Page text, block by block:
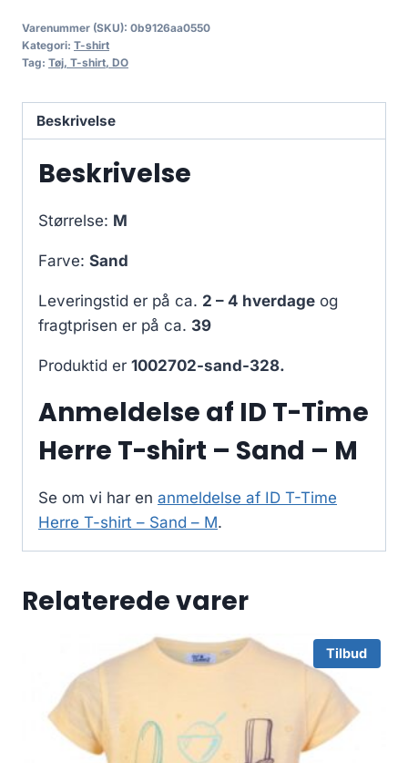
Varenummer (SKU): 0b9126aa0550
Kategori: T-shirt
Tag: Tøj, T-shirt, DO
Beskrivelse
Beskrivelse
Størrelse: M
Farve: Sand
Leveringstid er på ca. 2 – 4 hverdage og
fragtprisen er på ca. 39
Produktid er 1002702-sand-328.
Anmeldelse af ID T-Time
Herre T-shirt – Sand – M
Se om vi har en anmeldelse af ID T-Time
Herre T-shirt – Sand – M.
Relaterede varer
Tilbud